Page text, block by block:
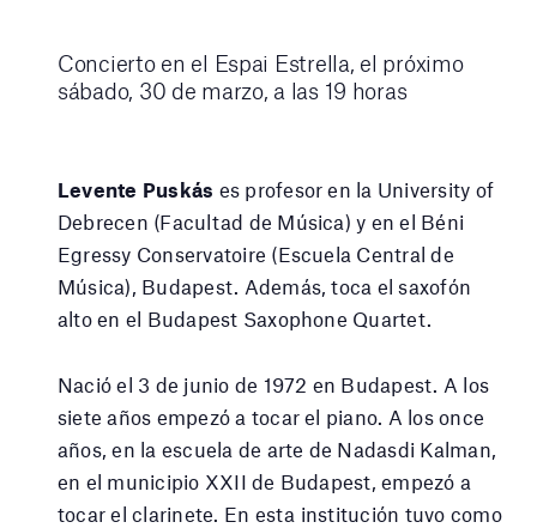
Concierto en el Espai Estrella, el próximo
sábado, 30 de marzo, a las 19 horas
Levente Puskás es profesor en la University of
Debrecen (Facultad de Música) y en el Béni
Egressy Conservatoire (Escuela Central de
Música), Budapest. Además, toca el saxofón
alto en el Budapest Saxophone Quartet.
Nació el 3 de junio de 1972 en Budapest. A los
siete años empezó a tocar el piano. A los once
años, en la escuela de arte de Nadasdi Kalman,
en el municipio XXII de Budapest, empezó a
tocar el clarinete. En esta institución tuvo como